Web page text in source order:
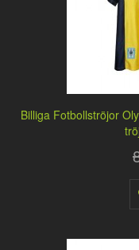
Billiga Fotbollströjor